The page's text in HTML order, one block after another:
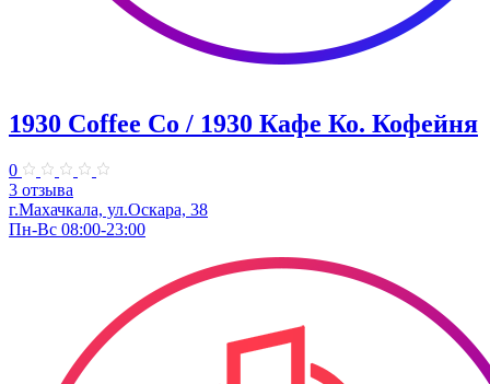
1930 Coffee Co / 1930 Кафе Ко. Кофейня
0
3 отзыва
г.Махачкала, ​ул.Оскара, 38
Пн-Вс 08:00-23:00